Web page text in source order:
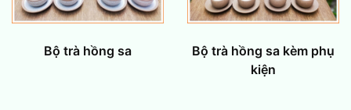
Bộ trà hồng sa
Bộ trà hồng sa kèm phụ
kiện